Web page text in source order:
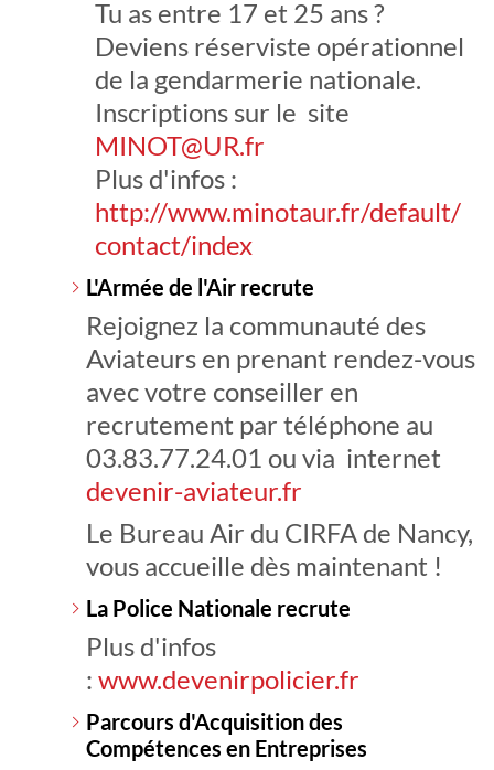
Tu as entre 17 et 25 ans ?
Deviens réserviste opérationnel
de la gendarmerie nationale.
Inscriptions sur le site
MINOT@UR.fr
Plus d'infos :
http://www.minotaur.fr/default/
contact/index
L'Armée de l'Air recrute
Rejoignez la communauté des
Aviateurs en prenant rendez-vous
avec votre conseiller en
recrutement par téléphone au
03.83.77.24.01 ou via internet
devenir-aviateur.fr
Le Bureau Air du CIRFA de Nancy,
vous accueille dès maintenant !
La Police Nationale recrute
Plus d'infos
: www.devenirpolicier.fr
Parcours d'Acquisition des
Compétences en Entreprises